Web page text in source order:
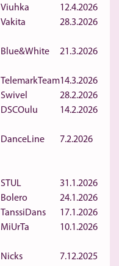
Viuhka
12.4.2026
Vakita 28.3.2026
Blue&White 21.3.2026
TelemarkTeam14.3.2026
Swivel
28.2.2026
DSCOulu 14.2.2026
DanceLine 7.2.2026
STUL
31.1.2026
Bolero
24.1.2026
TanssiDans
17.1.2026
MiUrTa 10.1.2026
Nicks 7.12.2025